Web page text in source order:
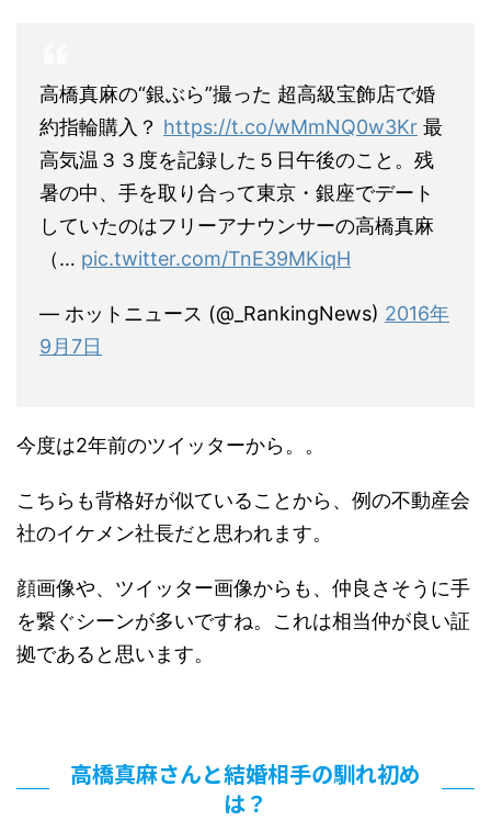
高橋真麻の“銀ぶら”撮った 超高級宝飾店で婚
約指輪購入？ https://t.co/wMmNQ0w3Kr 最
高気温３３度を記録した５日午後のこと。残
暑の中、手を取り合って東京・銀座でデート
していたのはフリーアナウンサーの高橋真麻
（… pic.twitter.com/TnE39MKiqH
— ホットニュース (@_RankingNews) 2016年
9月7日
今度は2年前のツイッターから。。
こちらも背格好が似ていることから、例の不動産会
社のイケメン社長だと思われます。
顔画像や、ツイッター画像からも、仲良さそうに手
を繋ぐシーンが多いですね。これは相当仲が良い証
拠であると思います。
高橋真麻さんと結婚相手の馴れ初め
は？